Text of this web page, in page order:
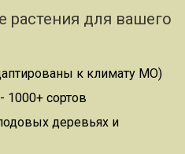
для вашего
к климату МО)
1000+ сортов
деревьях и